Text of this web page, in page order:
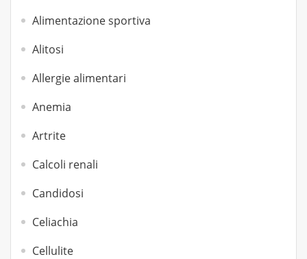
Alimentazione sportiva
Alitosi
Allergie alimentari
Anemia
Artrite
Calcoli renali
Candidosi
Celiachia
Cellulite